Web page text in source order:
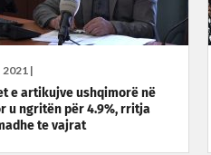
|
e artikujve ushqimorë në
u ngritën për 4.9%, rritja
te vajrat